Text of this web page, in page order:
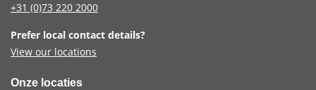
+31 (0)73 220 2000
Prefer local contact details?
View our locations
Onze locaties